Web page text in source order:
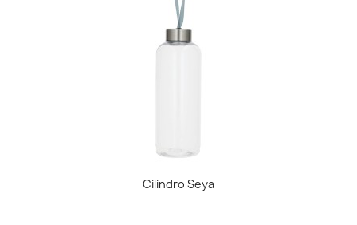
Cilindro Seya